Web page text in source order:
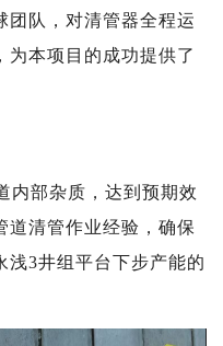
团队，对清管器全程运
为本项目的成功提供了
内部杂质，达到预期效
道清管作业经验，确保
浅3井组平台下步产能的